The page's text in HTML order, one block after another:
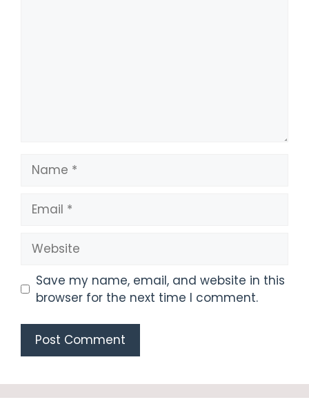
Name
Email
Website
Save my name, email, and website in this
browser for the next time I comment.